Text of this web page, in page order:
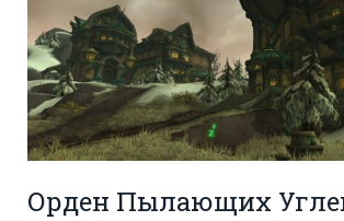
Орден Пылающих